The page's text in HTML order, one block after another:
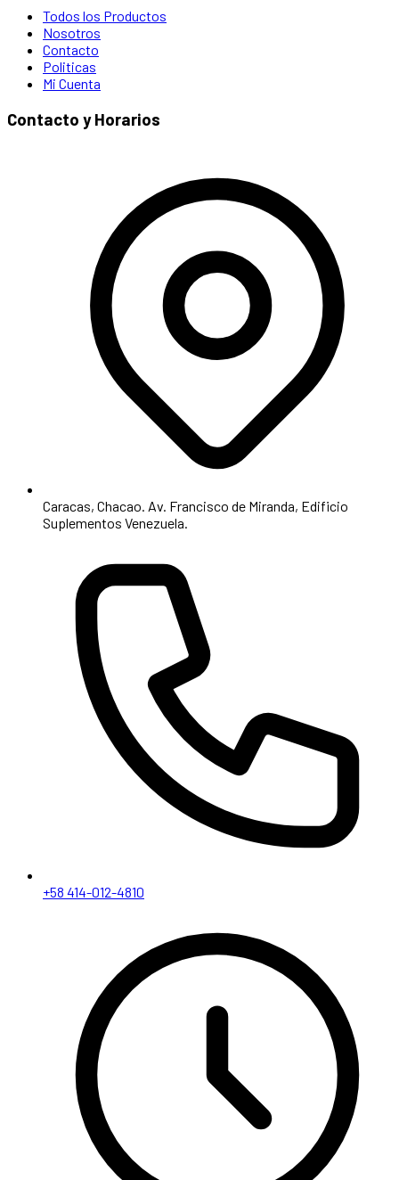
Todos los Productos
Nosotros
Contacto
Politicas
Mi Cuenta
Contacto y Horarios
Caracas, Chacao. Av. Francisco de Miranda, Edificio
Suplementos Venezuela.
+58 414-012-4810